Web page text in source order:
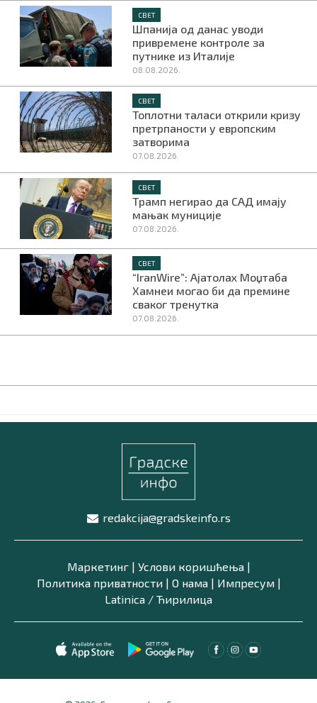
СВЕТ
Шпанија од данас уводи
привремене контроле за
путнике из Италије
08.08.2026.
СВЕТ
Топлотни таласи открили кризу
претрпаности у европским
затворима
07.08.2026.
СВЕТ
Трамп негирао да САД имају
мањак муниције
07.08.2026.
СВЕТ
“IranWire”: Ајатолах Моџтаба
Хамнеи могао би да премине
сваког тренутка
07.08.2026.
redakcija@gradskeinfo.rs
Маркетинг| Услови коришћења|
Политика приватности| О нама| Импресум|
Latinica / Ћирилица